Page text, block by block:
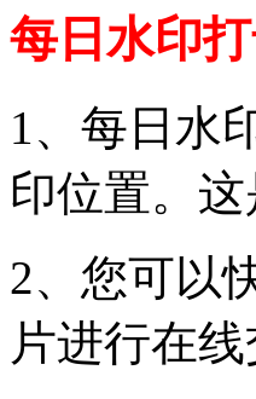
每日水印
1、每日水
印位置。
2、您可以
片进行在线